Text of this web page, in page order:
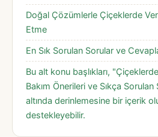
Doğal Çözümlerle Çiçeklerde
Etme
En Sık Sorulan Sorular ve
Bu alt konu başlıkları,
Bakım Önerileri ve Sıkça Sorulan
altında derinlemesine bir içerik
destekleyebilir.